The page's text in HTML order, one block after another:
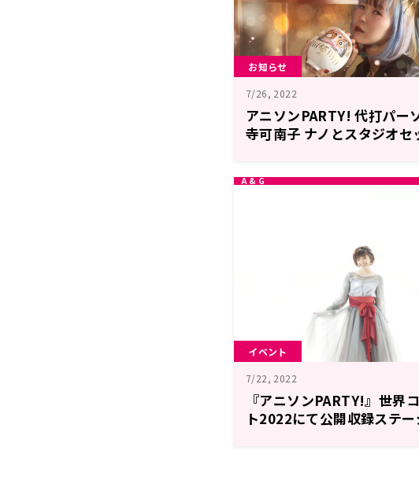
お知らせ
7/26, 2022
アニソンPARTY! 代打パー
寺可南子 ナノとスタジオセ
イベント
7/22, 2022
『アニソンPARTY!』世界
ト2022にて公開収録ステ